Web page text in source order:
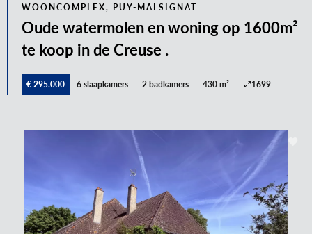
WOONCOMPLEX, PUY-MALSIGNAT
Oude watermolen en woning op 1600m²
te koop in de Creuse .
€ 295.000 6 slaapkamers 2 badkamers 430 m² 1699